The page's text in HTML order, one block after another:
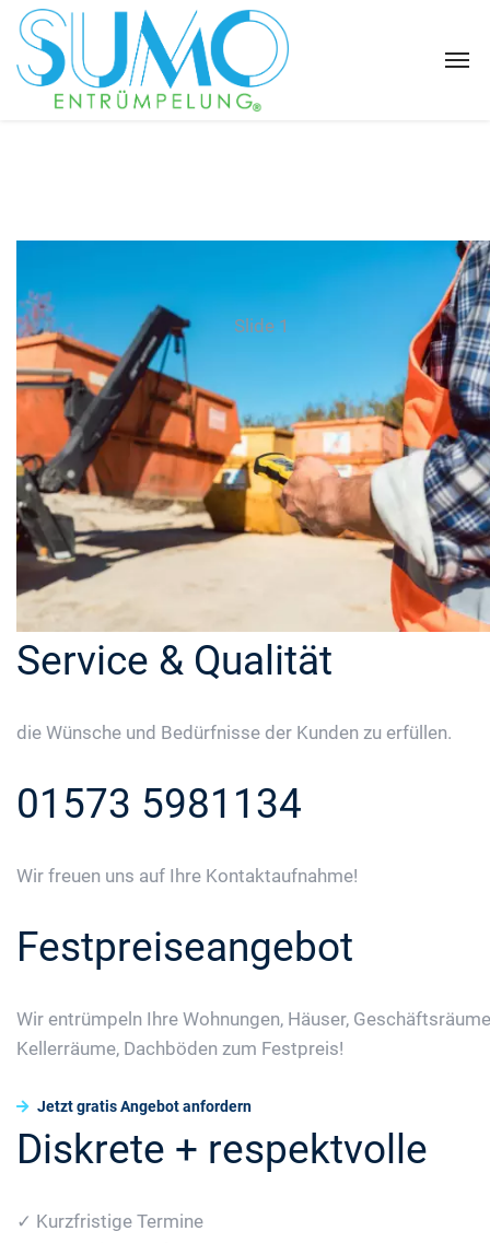
Slide 1
Service & Qualität
die Wünsche und Bedürfnisse der Kunden zu erfüllen.
01573 5981134
Wir freuen uns auf Ihre Kontaktaufnahme!
Festpreiseangebot
Wir entrümpeln Ihre Wohnungen, Häuser,
Kellerräume, Dachböden zum Festpreis!
Jetzt gratis Angebot anfordern
Diskrete + respektvolle
✓ Kurzfristige Termine